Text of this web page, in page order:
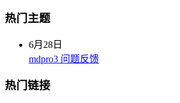
热门主题
6月28日
mdpro3 问题反馈
热门链接